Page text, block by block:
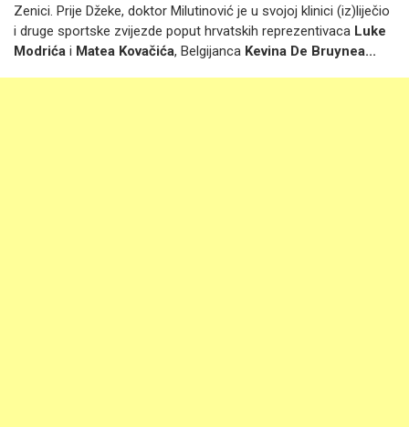
Zenici. Prije Džeke, doktor Milutinović je u svojoj klinici (iz)liječio
i druge sportske zvijezde poput hrvatskih reprezentivaca Luke
Modrića i Matea Kovačića, Belgijanca Kevina De Bruynea...